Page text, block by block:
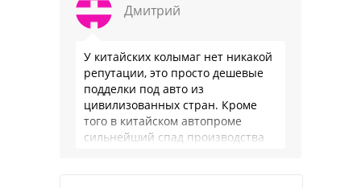
Дмитрий
У китайских колымаг нет никакой
репутации, это просто дешевые
подделки под авто из
цивилизованных стран. Кроме
того в китайском автопроме
сильнейший спад производства